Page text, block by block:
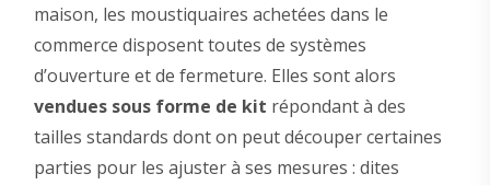
maison, les moustiquaires achetées dans le
commerce disposent toutes de systèmes
d’ouverture et de fermeture. Elles sont alors
vendues sous forme de kit répondant à des
tailles standards dont on peut découper certaines
parties pour les ajuster à ses mesures : dites